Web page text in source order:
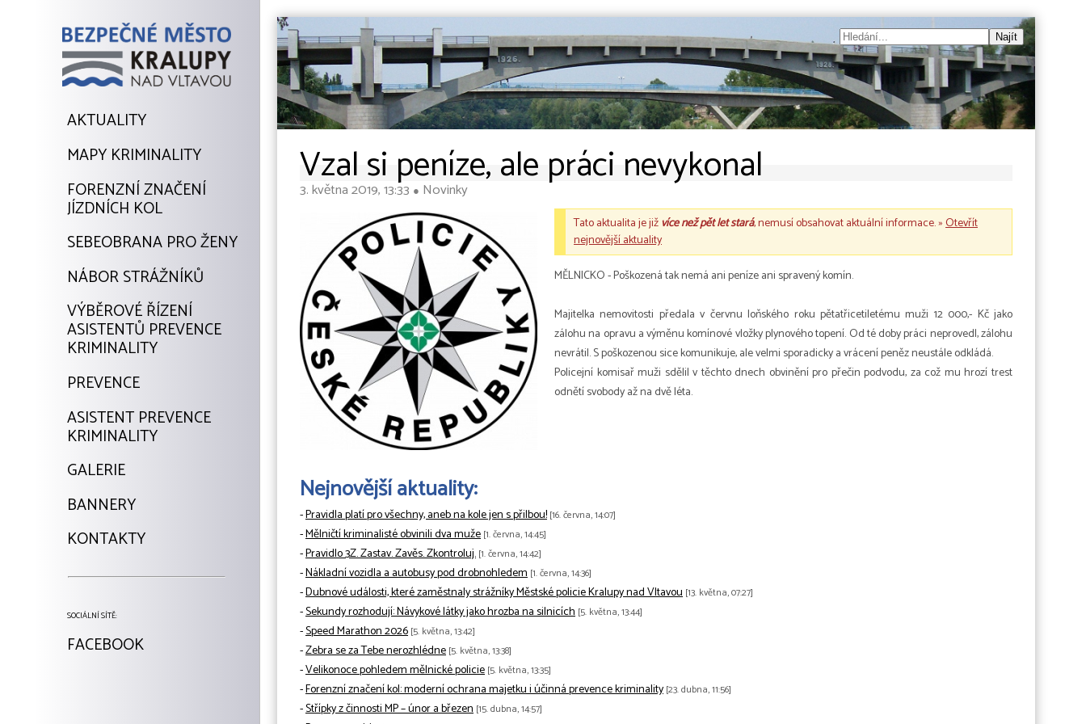
AKTUALITY
MAPY KRIMINALITY
FORENZNÍ ZNAČENÍ
JÍZDNÍCH KOL
SEBEOBRANA PRO ŽENY
NÁBOR STRÁŽNÍKŮ
VÝBĚROVÉ ŘÍZENÍ
ASISTENTŮ PREVENCE
KRIMINALITY
PREVENCE
ASISTENT PREVENCE
KRIMINALITY
GALERIE
BANNERY
KONTAKTY
SOCIÁLNÍ SÍTĚ:
FACEBOOK
Vzal si peníze, ale práci nevykonal
3. května 2019, 13:33 ● Novinky
Tato aktualita je jižvíce než pět let stará, nemusí obsahovat aktuální informace. »Otevřít
nejnovější aktuality
MĚLNICKO - Poškozená tak nemá ani peníze ani spravený komín.
Majitelka nemovitosti předala v červnu loňského roku pětatřicetiletému muži 12 000,- Kč jako
zálohu na opravu a výměnu komínové vložky plynového topení. Od té doby práci neprovedl, zálohu
nevrátil. S poškozenou sice komunikuje, ale velmi sporadicky a vrácení peněz neustále odkládá.
Policejní komisař muži sdělil v těchto dnech obvinění pro přečin podvodu, za což mu hrozí trest
odnětí svobody až na dvě léta.
Nejnovější aktuality:
-Pravidla platí pro všechny, aneb na kole jen s přilbou! [16. června, 14:07]
-Mělničtí kriminalisté obvinili dva muže [1. června, 14:45]
-Pravidlo 3Z. Zastav. Zavěs. Zkontroluj. [1. června, 14:42]
-Nákladní vozidla a autobusy pod drobnohledem [1. června, 14:36]
-Dubnové události, které zaměstnaly strážníky Městské policie Kralupy nad Vltavou [13. května, 07:27]
-Sekundy rozhodují: Návykové látky jako hrozba na silnicích [5. května, 13:44]
-Speed Marathon 2026 [5. května, 13:42]
-Zebra se za Tebe nerozhlédne [5. května, 13:38]
-Velikonoce pohledem mělnické policie [5. května, 13:35]
-Forenzní značení kol: moderní ochrana majetku i účinná prevence kriminality [23. dubna, 11:56]
-Střípky z činnosti MP – únor a březen [15. dubna, 14:57]